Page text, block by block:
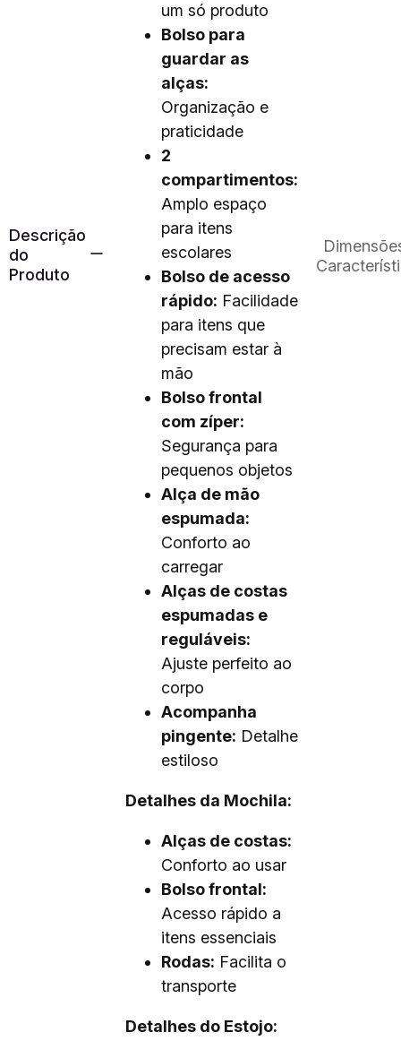
Descrição
do
Produto
um só produto
Bolso para
guardar as
alças:
Organização e
praticidade
2
compartimentos:
Amplo espaço
para itens
escolares
Bolso de acesso
rápido: Facilidade
para itens que
precisam estar à
mão
Bolso frontal
com zíper:
Segurança para
pequenos objetos
Alça de mão
espumada:
Conforto ao
carregar
Alças de costas
espumadas e
reguláveis:
Ajuste perfeito ao
corpo
Acompanha
pingente: Detalhe
estiloso
Detalhes da Mochila:
Alças de costas:
Conforto ao usar
Bolso frontal:
Acesso rápido a
itens essenciais
Rodas: Facilita o
transporte
Detalhes do Estojo: